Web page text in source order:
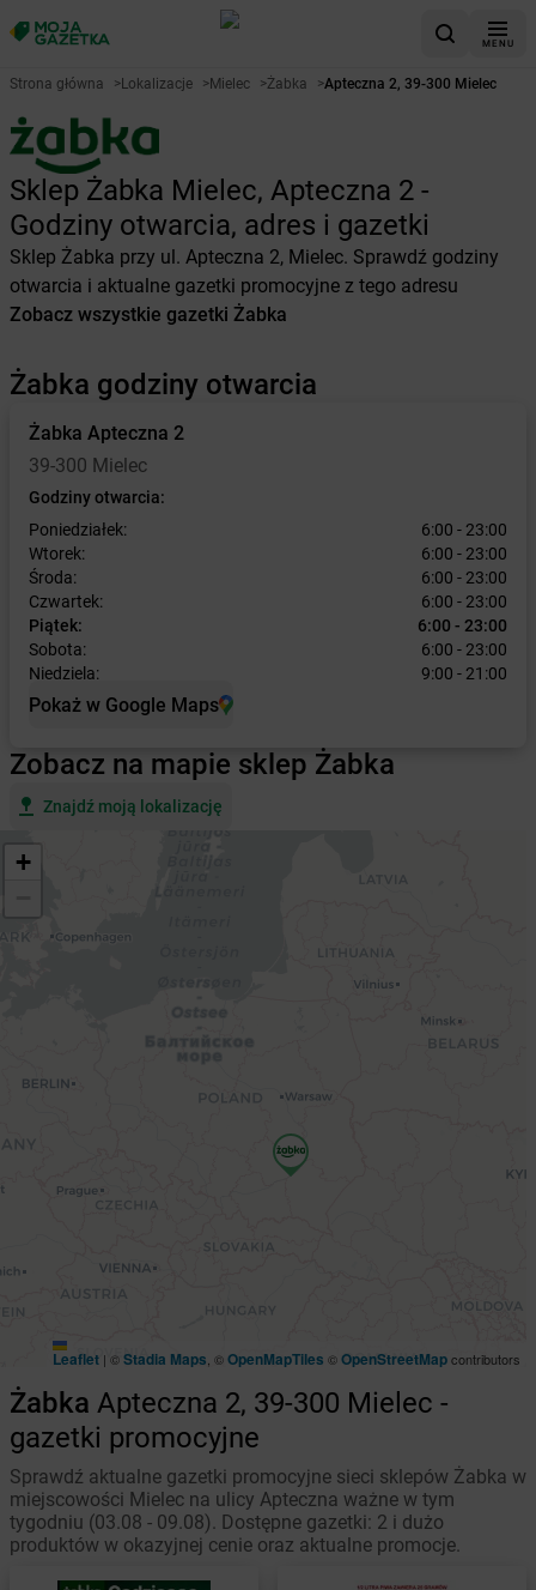
MENU
Strona główna >Lokalizacje >Mielec >Żabka >Apteczna 2, 39-300 Mielec
Sklep Żabka Mielec, Apteczna 2 -
Godziny otwarcia, adres i gazetki
Sklep Żabka przy ul. Apteczna 2, Mielec. Sprawdź godziny
otwarcia i aktualne gazetki promocyjne z tego adresu
Zobacz wszystkie gazetki Żabka
Żabka godziny otwarcia
Żabka Apteczna 2
39-300 Mielec
Godziny otwarcia:
Poniedziałek:
6:00 - 23:00
Wtorek:
6:00 - 23:00
Środa:
6:00 - 23:00
Czwartek:
6:00 - 23:00
Piątek:
6:00 - 23:00
Sobota:
6:00 - 23:00
Niedziela:
9:00 - 21:00
Pokaż w Google Maps
Zobacz na mapie sklep Żabka
Znajdź moją lokalizację
+
Leaflet | ©Stadia Maps , ©OpenMapTiles ©OpenStreetMapcontributors
Żabka Apteczna 2, 39-300 Mielec -
gazetki promocyjne
Sprawdź aktualne gazetki promocyjne sieci sklepów Żabka w
miejscowości Mielec na ulicy Apteczna ważne w tym
tygodniu (03.08 - 09.08). Dostępne gazetki: 2 i dużo
produktów w okazyjnej cenie oraz aktualne promocje.